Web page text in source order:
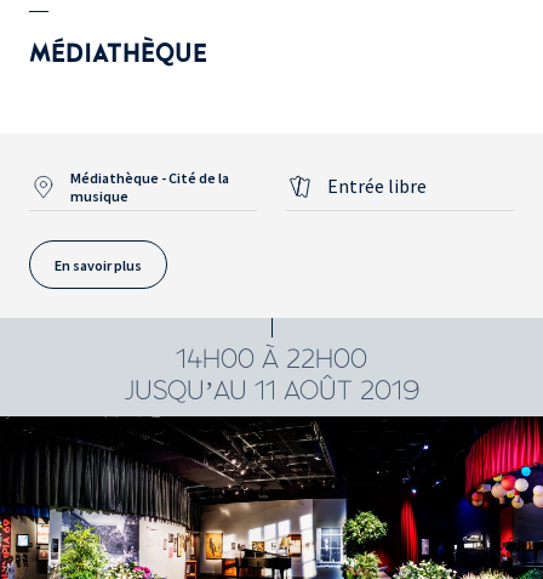
MÉDIATHÈQUE
Médiathèque - Cité de la
musique
Entrée libre
En savoir plus
14H00 À 22H00
JUSQU’AU 11 AOÛT 2019